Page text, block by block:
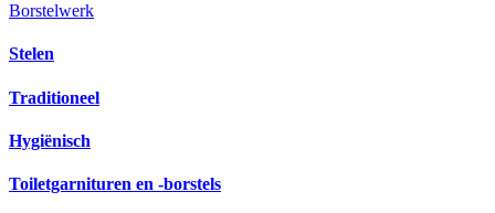
Borstelwerk
Stelen
Traditioneel
Hygiënisch
Toiletgarnituren en -borstels